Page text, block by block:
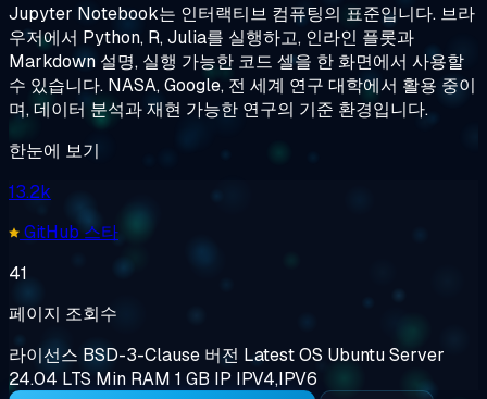
Jupyter Notebook는 인터랙티브 컴퓨팅의 표준입니다. 브라
우저에서 Python, R, Julia를 실행하고, 인라인 플롯과
Markdown 설명, 실행 가능한 코드 셀을 한 화면에서 사용할
수 있습니다. NASA, Google, 전 세계 연구 대학에서 활용 중이
며, 데이터 분석과 재현 가능한 연구의 기준 환경입니다.
한눈에 보기
13.2k
GitHub 스타
41
페이지 조회수
라이선스 BSD-3-Clause 버전 LatestOS Ubuntu Server
24.04 LTS Min RAM 1 GB IP IPV4,IPV6